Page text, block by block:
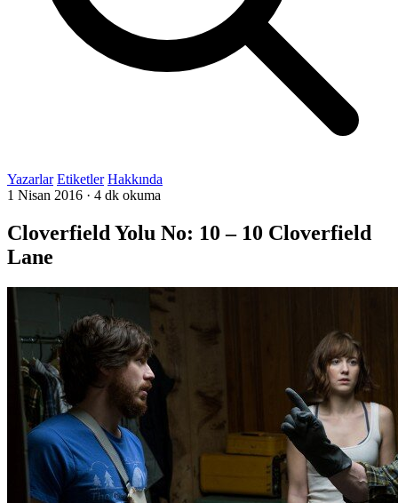
Yazarlar Etiketler Hakkında
1 Nisan 2016 · 4 dk okuma
Cloverfield Yolu No: 10 – 10 Cloverfield
Lane